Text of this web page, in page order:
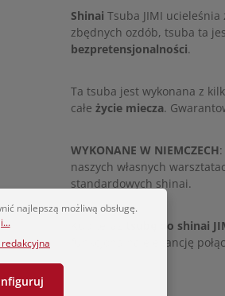
Shinai Tsuba JIMI
zbędnych ozdób, tsuba ta
bezpretensjonalności.
Ta tsuba jest wykonana z
całe życie miecza.
WYKONANE W NIEMCZECH
naszych własnych
standardowych shinai.
tsubę do shinai
funkcjonalną elegancję
najlepszą możliwą obsługę.